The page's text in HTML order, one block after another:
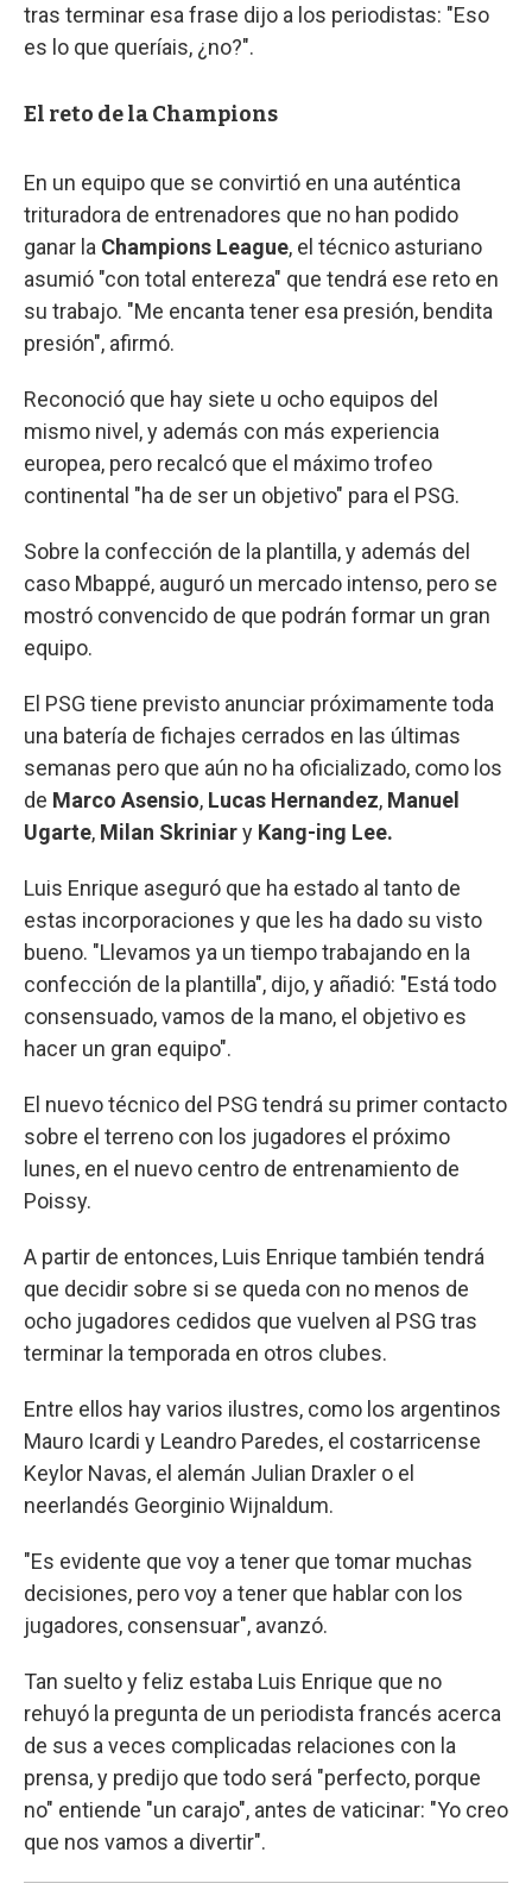
tras terminar esa frase dijo a los periodistas: "Eso
es lo que queríais, ¿no?".
El reto de la Champions
En un equipo que se convirtió en una auténtica
trituradora de entrenadores que no han podido
ganar la Champions League, el técnico asturiano
asumió "con total entereza" que tendrá ese reto en
su trabajo. "Me encanta tener esa presión, bendita
presión", afirmó.
Reconoció que hay siete u ocho equipos del
mismo nivel, y además con más experiencia
europea, pero recalcó que el máximo trofeo
continental "ha de ser un objetivo" para el PSG.
Sobre la confección de la plantilla, y además del
caso Mbappé, auguró un mercado intenso, pero se
mostró convencido de que podrán formar un gran
equipo.
El PSG tiene previsto anunciar próximamente toda
una batería de fichajes cerrados en las últimas
semanas pero que aún no ha oficializado, como los
de Marco Asensio, Lucas Hernandez, Manuel
Ugarte, Milan Skriniary Kang-ing Lee.
Luis Enrique aseguró que ha estado al tanto de
estas incorporaciones y que les ha dado su visto
bueno. "Llevamos ya un tiempo trabajando en la
confección de la plantilla", dijo, y añadió: "Está todo
consensuado, vamos de la mano, el objetivo es
hacer un gran equipo".
El nuevo técnico del PSG tendrá su primer contacto
sobre el terreno con los jugadores el próximo
lunes, en el nuevo centro de entrenamiento de
Poissy.
A partir de entonces, Luis Enrique también tendrá
que decidir sobre si se queda con no menos de
ocho jugadores cedidos que vuelven al PSG tras
terminar la temporada en otros clubes.
Entre ellos hay varios ilustres, como los argentinos
Mauro Icardi y Leandro Paredes, el costarricense
Keylor Navas, el alemán Julian Draxler o el
neerlandés Georginio Wijnaldum.
"Es evidente que voy a tener que tomar muchas
decisiones, pero voy a tener que hablar con los
jugadores, consensuar", avanzó.
Tan suelto y feliz estaba Luis Enrique que no
rehuyó la pregunta de un periodista francés acerca
de sus a veces complicadas relaciones con la
prensa, y predijo que todo será "perfecto, porque
no" entiende "un carajo", antes de vaticinar: "Yo creo
que nos vamos a divertir".